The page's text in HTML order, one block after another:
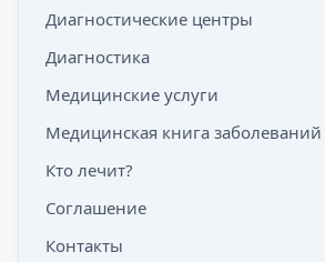
Диагностические центры
Диагностика
Медицинские услуги
Медицинская книга заболеваний
Кто лечит?
Соглашение
Контакты